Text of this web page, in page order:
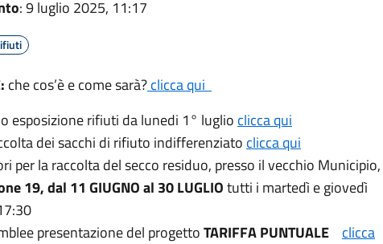
: 9 luglio 2025, 11:17
che cos’è e come sarà?clicca qui
esposizione rifiuti da lunedi 1° luglio clicca qui
dei sacchi di rifiuto indifferenziato clicca qui
per la raccolta del secco residuo, presso il vecchio Municipio,
19, dal 11 GIUGNO al 30 LUGLIOtutti i martedì e giovedì
presentazione del progettoTARIFFA PUNTUALE
clicca